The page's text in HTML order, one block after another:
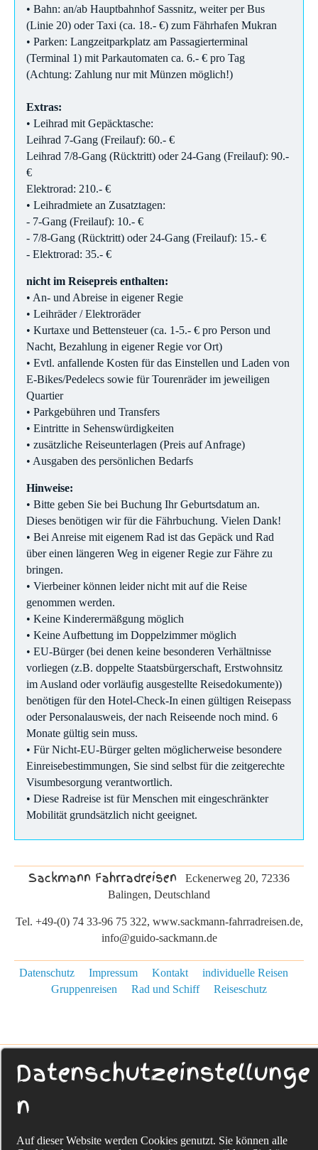
• Bahn: an/ab Hauptbahnhof Sassnitz, weiter per Bus
(Linie 20) oder Taxi (ca. 18.- €) zum Fährhafen Mukran
• Parken: Langzeitparkplatz am Passagierterminal
(Terminal 1) mit Parkautomaten ca. 6.- € pro Tag
(Achtung: Zahlung nur mit Münzen möglich!)
Extras:
• Leihrad mit Gepäcktasche:
Leihrad 7-Gang (Freilauf): 60.- €
Leihrad 7/8-Gang (Rücktritt) oder 24-Gang (Freilauf): 90.-
€
Elektrorad: 210.- €
• Leihradmiete an Zusatztagen:
- 7-Gang (Freilauf): 10.- €
- 7/8-Gang (Rücktritt) oder 24-Gang (Freilauf): 15.- €
- Elektrorad: 35.- €
nicht im Reisepreis enthalten:
• An- und Abreise in eigener Regie
• Leihräder / Elektroräder
• Kurtaxe und Bettensteuer (ca. 1-5.- € pro Person und
Nacht, Bezahlung in eigener Regie vor Ort)
• Evtl. anfallende Kosten für das Einstellen und Laden von
E-Bikes/Pedelecs sowie für Tourenräder im jeweiligen
Quartier
• Parkgebühren und Transfers
• Eintritte in Sehenswürdigkeiten
• zusätzliche Reiseunterlagen (Preis auf Anfrage)
• Ausgaben des persönlichen Bedarfs
Hinweise:
• Bitte geben Sie bei Buchung Ihr Geburtsdatum an.
Dieses benötigen wir für die Fährbuchung. Vielen Dank!
• Bei Anreise mit eigenem Rad ist das Gepäck und Rad
über einen längeren Weg in eigener Regie zur Fähre zu
bringen.
• Vierbeiner können leider nicht mit auf die Reise
genommen werden.
• Keine Kinderermäßgung möglich
• Keine Aufbettung im Doppelzimmer möglich
• EU-Bürger (bei denen keine besonderen Verhältnisse
vorliegen (z.B. doppelte Staatsbürgerschaft, Erstwohnsitz
im Ausland oder vorläufig ausgestellte Reisedokumente))
benötigen für den Hotel-Check-In einen gültigen Reisepass
oder Personalausweis, der nach Reiseende noch mind. 6
Monate gültig sein muss.
• Für Nicht-EU-Bürger gelten möglicherweise besondere
Einreisebestimmungen, Sie sind selbst für die zeitgerechte
Visumbesorgung verantwortlich.
• Diese Radreise ist für Menschen mit eingeschränkter
Mobilität grundsätzlich nicht geeignet.
Sackmann Fahrradreisen Eckenerweg 20, 72336
Balingen, Deutschland
Tel. +49-(0) 74 33-96 75 322, www.sackmann-fahrradreisen.de,
info@guido-sackmann.de
Datenschutz Impressum Kontakt
individuelle Reisen
Gruppenreisen
Rad und Schiff Reiseschutz
Datenschutzeinstellunge
n
Auf dieser Website werden Cookies genutzt. Sie können alle